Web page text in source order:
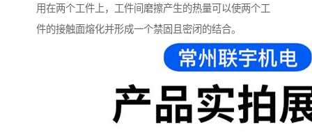
用在两个工件上，工件间磨擦产生的热量可以使两个工
件的接触面熔化并形成一个禁固且密闭的结合。